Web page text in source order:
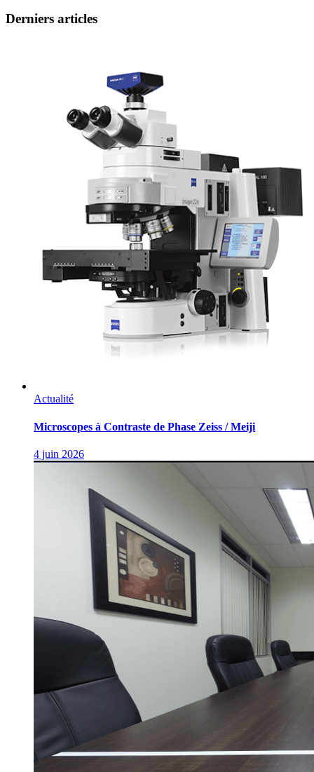
Derniers articles
Actualité
Microscopes à Contraste de Phase Zeiss / Meiji
4 juin 2026